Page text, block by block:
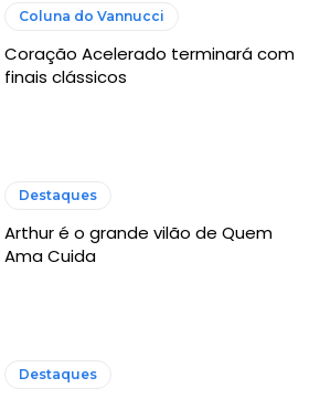
Coluna do Vannucci
Coração Acelerado terminará com
finais clássicos
Destaques
Arthur é o grande vilão de Quem
Ama Cuida
Destaques